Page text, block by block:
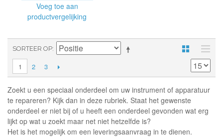
Voeg toe aan
productvergelijking
SORTEER OP
1 2 3
Zoekt u een speciaal onderdeel om uw instrument of apparatuur
te repareren? Kijk dan in deze rubriek. Staat het gewenste
onderdeel er niet bij of u heeft een onderdeel gevonden wat erg
lijkt op wat u zoekt maar net niet hetzelfde is?
Het is het mogelijk om een leveringsaanvraag in te dienen.